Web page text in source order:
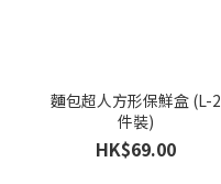
麵包超人方形保鮮盒 (L-2
件裝)
HK$69.00